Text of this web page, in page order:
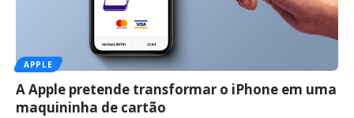
APPLE
A Apple pretende transformar o iPhone em uma
maquininha de cartão